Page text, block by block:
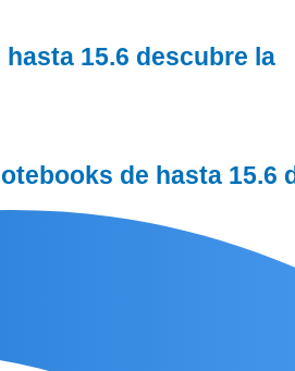
15.6 descubre la
de hasta 15.6